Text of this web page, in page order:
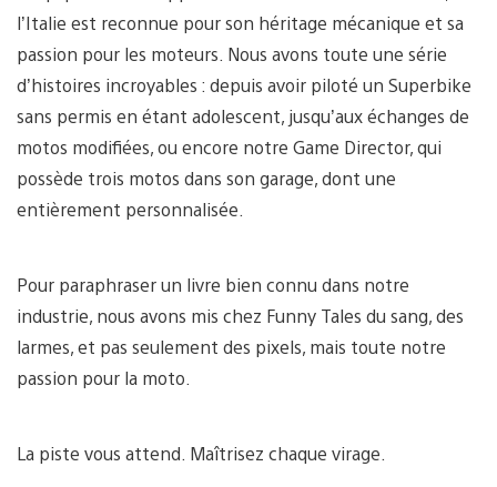
l’Italie est reconnue pour son héritage mécanique et sa
passion pour les moteurs. Nous avons toute une série
d’histoires incroyables : depuis avoir piloté un Superbike
sans permis en étant adolescent, jusqu’aux échanges de
motos modifiées, ou encore notre Game Director, qui
possède trois motos dans son garage, dont une
entièrement personnalisée.
Pour paraphraser un livre bien connu dans notre
industrie, nous avons mis chez Funny Tales du sang, des
larmes, et pas seulement des pixels, mais toute notre
passion pour la moto.
La piste vous attend. Maîtrisez chaque virage.